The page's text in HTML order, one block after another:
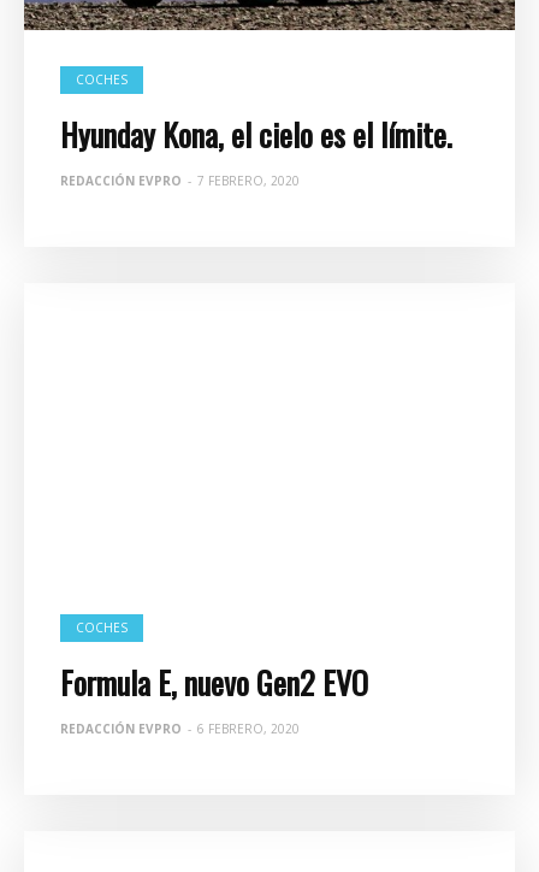
COCHES
Hyunday Kona, el cielo es el límite.
REDACCIÓN EVPRO - 7 FEBRERO, 2020
COCHES
Formula E, nuevo Gen2 EVO
REDACCIÓN EVPRO - 6 FEBRERO, 2020